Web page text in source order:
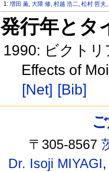
1:増田 薫,大隈 修,村越 浩二,松村 哲夫,
発行年とタ
1990: ビクト
Effects of
[Net] [Bib]
〒305-8567
Dr. Isoji MIYAGI,